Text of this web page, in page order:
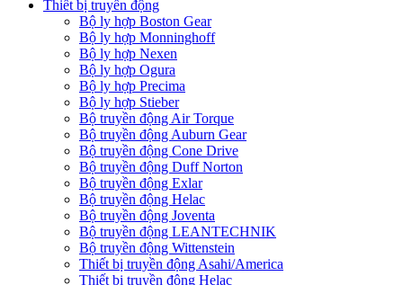
Thiết bị truyền động
Bộ ly hợp Boston Gear
Bộ ly hợp Monninghoff
Bộ ly hợp Nexen
Bộ ly hợp Ogura
Bộ ly hợp Precima
Bộ ly hợp Stieber
Bộ truyền động Air Torque
Bộ truyền động Auburn Gear
Bộ truyền động Cone Drive
Bộ truyền động Duff Norton
Bộ truyền động Exlar
Bộ truyền động Helac
Bộ truyền động Joventa
Bộ truyền động LEANTECHNIK
Bộ truyền động Wittenstein
Thiết bị truyền động Asahi/America
Thiết bị truyền động Helac